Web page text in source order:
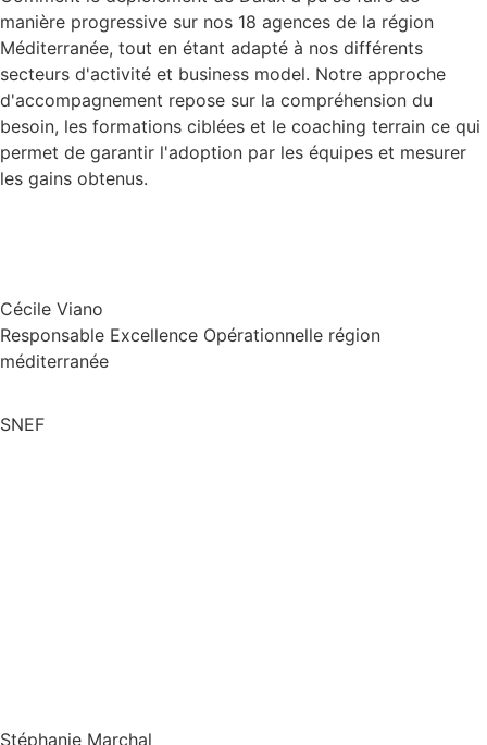
manière progressive sur nos 18 agences de la région
Méditerranée, tout en étant adapté à nos différents
secteurs d'activité et business model. Notre approche
d'accompagnement repose sur la compréhension du
besoin, les formations ciblées et le coaching terrain ce qui
permet de garantir l'adoption par les équipes et mesurer
les gains obtenus.
Cécile Viano
Responsable Excellence Opérationnelle région
méditerranée
SNEF
Stéphanie Marchal